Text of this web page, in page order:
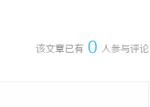
该文章已有 0 人参与评论